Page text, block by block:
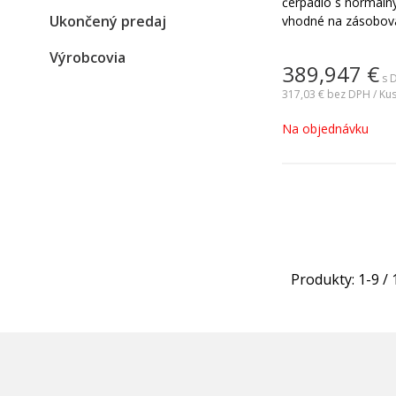
vhodné na
tlaku v
vodu.Čerpadlo EH
čerpadlo. Nie je
konštrukcia,
389,947 € s
317,03 € bez DPH / Kus
Na objednávku
Produkty: 1-9 /
Ukončený predaj
Výrobcovia